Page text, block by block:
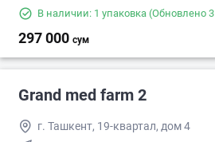
В наличии: 1 упаковка (Обновлено
297 000 сум
Grand med farm 2
г. Ташкент, 19-квартал, дом 4